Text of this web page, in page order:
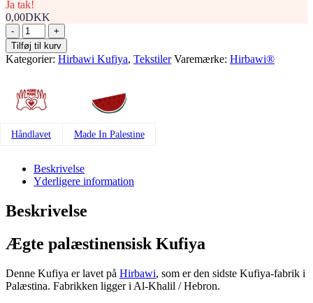
Ja tak!
0,00DKK
Palæstinensisk
Yafa
Hirbawi®
Kufiya
Tilføj til kurv
Kategorier: Hirbawi Kufiya, Tekstiler Varemærke: Hirbawi®
Håndlavet Made In Palestine
Beskrivelse
Yderligere information
Beskrivelse
Ægte palæstinensisk Kufiya
Denne Kufiya er lavet på Hirbawi, som er den sidste Kufiya-fabrik i
Palæstina. Fabrikken ligger i Al-Khalil / Hebron.